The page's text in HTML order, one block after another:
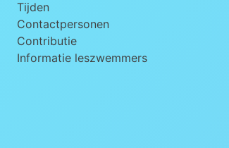
Tijden
Contactpersonen
Contributie
Informatie leszwemmers